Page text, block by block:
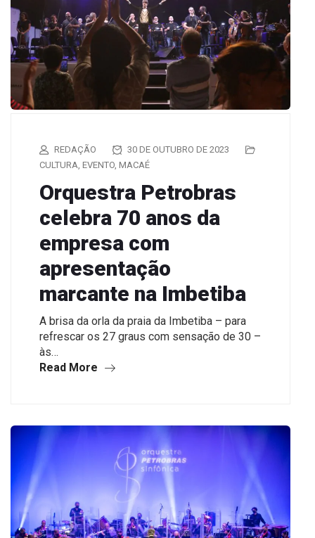
REDAÇÃO
30 DE OUTUBRO DE 2023
CULTURA EVENTO MACAÉ
Orquestra Petrobras
celebra 70 anos da
empresa com
apresentação
marcante na Imbetiba
A brisa da orla da praia da Imbetiba – para
refrescar os 27 graus com sensação de 30 –
às…
Read More